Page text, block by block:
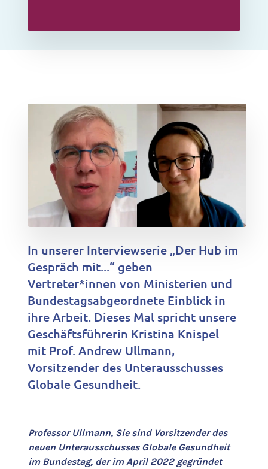
In unserer Interviewserie „Der Hub im
Gespräch mit...“ geben
Vertreter*innen von Ministerien und
Bundestagsabgeordnete Einblick in
ihre Arbeit. Dieses Mal spricht unsere
Geschäftsführerin Kristina Knispel
mit Prof. Andrew Ullmann,
Vorsitzender des Unterausschusses
Globale Gesundheit.
Professor Ullmann, Sie sind Vorsitzender des
neuen Unterausschusses Globale Gesundheit
im Bundestag, der im April 2022 gegründet